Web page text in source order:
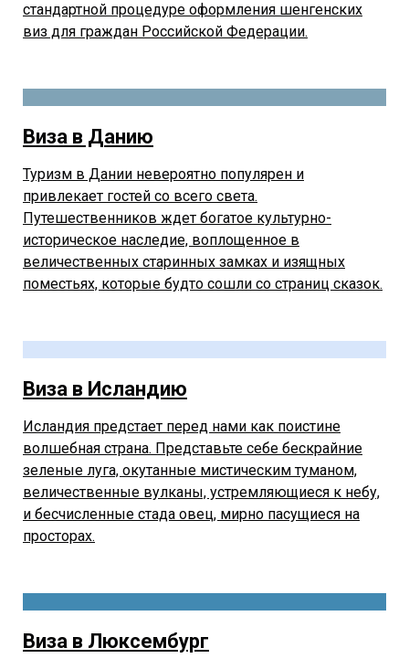
стандартной процедуре оформления шенгенских
виз для граждан Российской Федерации.
Виза в Данию
Туризм в Дании невероятно популярен и
привлекает гостей со всего света.
Путешественников ждет богатое культурно-
историческое наследие, воплощенное в
величественных старинных замках и изящных
поместьях, которые будто сошли со страниц сказок.
Виза в Исландию
Исландия предстает перед нами как поистине
волшебная страна. Представьте себе бескрайние
зеленые луга, окутанные мистическим туманом,
величественные вулканы, устремляющиеся к небу,
и бесчисленные стада овец, мирно пасущиеся на
просторах.
Виза в Люксембург